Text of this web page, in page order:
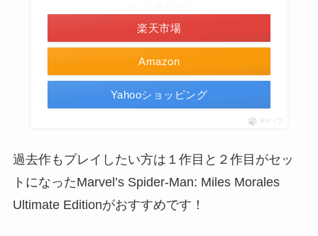
Amazon
楽天市場
Yahooショッピング
ポチップ
過去作もプレイしたい方は１作目と２作目がセッ
トになったMarvel’s Spider-Man: Miles Morales
Ultimate Editionがおすすめです！